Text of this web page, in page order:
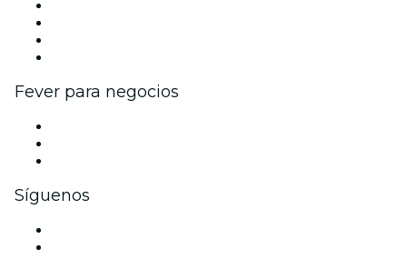
Fever para negocios
Síguenos